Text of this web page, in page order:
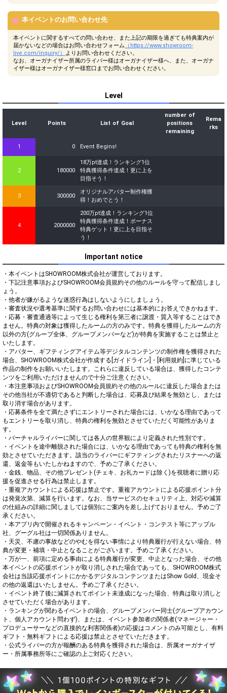
本イベントのお問い合わせ先
本イベントに関するすべての問い合わせ、また上記の期限を過ぎても特典案内が
届かないなどの場合はお問い合わせフォーム （https://www.showroom-
live.com/inquiry/）
よりお問い合わせください。
なお、オーガナイザー所属のライバー様はオーガナイザー様へ、また、オーガナ
イザー様はオーガナイザー様窓口までお問い合わせください。
Level
Level Points List of Goal
number of
positions
remaining
Rema
rks
1 0 Event Begins!
2 180000
18万pt達成！ランキング1位
特典獲得条件達成！更に上を
目指そう！
3 300000
オリジナルアバター制作権獲
得！おめでとう！
4 2000000
200万pt達成！ランキング1位
特典獲得条件達成！ボーナス
特典ゲット！更に上を目指そ
う！
Important notice
・本イベントはSHOWROOM株式会社が運営しております。
・下記注意事項およびSHOWROOM会員規約その他のルールを守って配信しまし
ょう。
・他者が嫌がるような迷惑行為はしないようにしましょう。
・審査状況や選考基準に関するお問い合わせには基本的にお答えできかねます。
・応募・審査通過等によって生じる権利を第三者に譲渡・質入等することはでき
ません。特典の対象は獲得したルームの方のみです。特典を獲得したルームの方
以外の方(グループ全体、グループメンバーなど)が特典を実施することは禁止と
いたします。
・アバター、ギフティングアイテム等デジタルコンテンツの制作権を獲得された
場合、SHOWROOM株式会社が作成する[ガイドライン]・[利用規約]に準じている
作品の制作をお願いいたします。これらに違反している場合は、獲得したコンテ
ンツをご利用いただけませんので十分ご注意ください。
・本注意事項およびSHOWROOM会員規約その他のルールに違反した場合または
その他当社が不適切であると判断した場合は、応募及び結果を無効とし、または
取り消す場合があります。
・応募条件を全て満たさずにエントリーされた場合には、いかなる理由であって
もエントリーを取り消し、特典の権利を無効とさせていただく可能性がありま
す。
・バーチャルライバーに関しては各人の世界観により定義された性別です。
・イベントを途中離脱された場合には、いかなる理由であっても特典の権利を無
効とさせていただきます。該当のライバーにギフティングされたリスナーへの返
還、返金等もいたしかねますので、予めご了承ください。
・金銭、物品、その他プレゼント(チェキ、お礼カードは除く)を視聴者に贈り応
援を促進させる行為は禁止します。
・重複アカウントによる応援は禁止です。重複アカウントによる応援ポイント分
は発覚次第、減算を行います。なお、当サービスのセキュリティ上、対応や減算
の仕組みの詳細に関しましては個別にご案内を差し上げておりません。予めご了
承ください。
・本アプリ内で開催されるキャンペーン・イベント・コンテスト等にアップル
社、グーグル社は一切関係ありません。
・天災、不慮の事故などのやむを得ない事情により特典履行が行えない場合、特
典が変更・補填・中止となることがございます。予めご了承ください。
・万が一、前項に定める事由による特典履行が変更、中止となった場合、その他
本イベントの応援ポイントが取り消しされた場合であっても、SHOWROOM株式
会社は当該応援ポイントにかかるデジタルコンテンツまたはShow Gold、現金そ
の他の返還はいたしません。予めご了承ください。
・イベント終了後に減算されてポイント未達成になった場合、特典は取り消しと
させていただく場合があります。
・ランキングが関わるイベントの場合、グループメンバー同士(グループアカウン
ト、個人アカウント問わず)、または、イベント参加者の関係者(マネージャー・
プロデューサーなどの直接的な利害関係者)の応援はコメントのみ可能とし、有料
ギフト・無料ギフトによる応援は禁止とさせていただきます。
・公式ライバーの方が報酬のある特典を獲得された場合は、所属オーガナイザ
ー・所属事務所等にご確認の上ご対応ください。